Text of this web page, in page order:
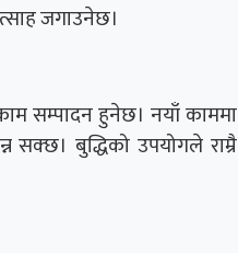
जगाउनेछ।
सम्पादन हुनेछ। नयाँ काममा
बुद्धिको उपयोगले राम्रै